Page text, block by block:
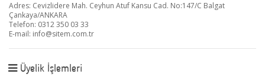
Adres: Cevizlidere Mah. Ceyhun Atuf Kansu Cad. No:147/C Balgat
Çankaya/ANKARA
Telefon: 0312 350 03 33
E-mail: info@sitem.com.tr
Üyelik İşlemleri